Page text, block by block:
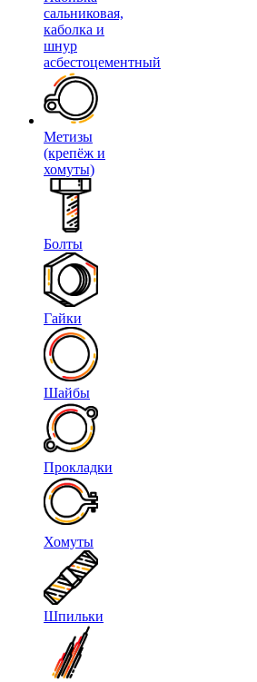
сальниковая,
каболка и
шнур
асбестоцементный
Метизы
(крепёж и
хомуты)
Болты
Гайки
Шайбы
Прокладки
Хомуты
Шпильки